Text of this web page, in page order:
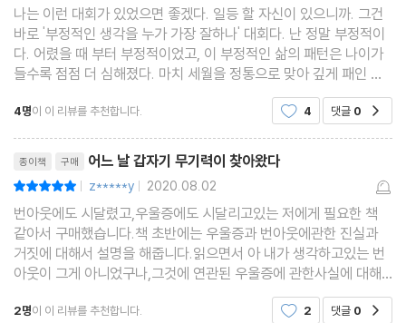
나는 이런 대회가 있었으면 좋겠다. 일등 할 자신이 있으니까. 그건
바로 '부정적인 생각을 누가 가장 잘하나' 대회다. 난 정말 부정적이
다. 어렸을 때 부터 부정적이었고, 이 부정적인 삶의 패턴은 나이가
들수록 점점 더 심해졌다. 마치 세월을 정통으로 맞아 깊게 패인 주
름처럼. 내 부정적 성격은 날로 날로 깊어지고 깊게 뿌리를 내렸다.
하지만 그렇지 않은가. 성격은 좀처럼 고치기
4명이 이 리뷰를 추천합니다. 4 댓글 0
종이책 구매 어느 날 갑자기 무기력이 찾아왔다
| z*****y | 2020.08.02
번아웃에도 시달렸고,우울증에도 시달리고있는 저에게 필요한 책
같아서 구매했습니다.책 초반에는 우울증과 번아웃에관한 진실과
거짓에 대해서 설명을 해줍니다.읽으면서 아 내가 생각하고있는 번
아웃이 그게 아니었구나,그것에 연관된 우울증에 관한사실에 대해
서 새롭게 알 수 있었습니다. 그리고 우울증에 관한 10가지 사실을
과학적으로 풀어 설명을 해주는데 이해도 잘 되고이런것
2명이 이 리뷰를 추천합니다. 2 댓글 0